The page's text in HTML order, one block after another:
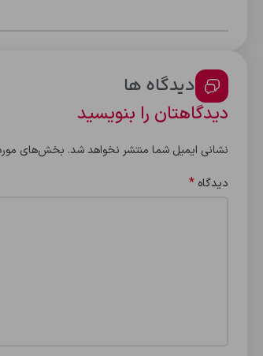
دیدگاه ها
دیدگاهتان را بنویسید
نشانی ایمیل شما منتشر نخواهد شد. بخش‌های
دیدگاه *